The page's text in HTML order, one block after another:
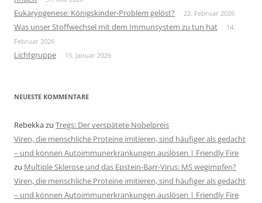
Eukaryogenese: Königskinder-Problem gelöst? 22. Februar 2026
Was unser Stoffwechsel mit dem Immunsystem zu tun hat
14.
Februar 2026
Lichtgruppe 15. Januar 2026
NEUESTE KOMMENTARE
Rebekkazu Tregs: Der verspätete Nobelpreis
Viren, die menschliche Proteine imitieren, sind häufiger als gedacht
– und können Autoimmunerkrankungen auslösen | Friendly Fire
zu Multiple Sklerose und das Epstein-Barr-Virus: MS wegimpfen?
Viren, die menschliche Proteine imitieren, sind häufiger als gedacht
– und können Autoimmunerkrankungen auslösen | Friendly Fire